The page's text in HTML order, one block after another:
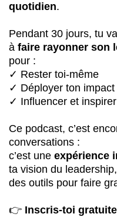
quotidien.
Pendant 30 jours, tu
à faire rayonner son
pour :
✓ Rester toi-même
✓ Déployer ton impact
✓ Influencer et
Ce podcast, c’est
conversations :
c’est une expérience
ta vision du
des outils pour faire
👉 Inscris-toi